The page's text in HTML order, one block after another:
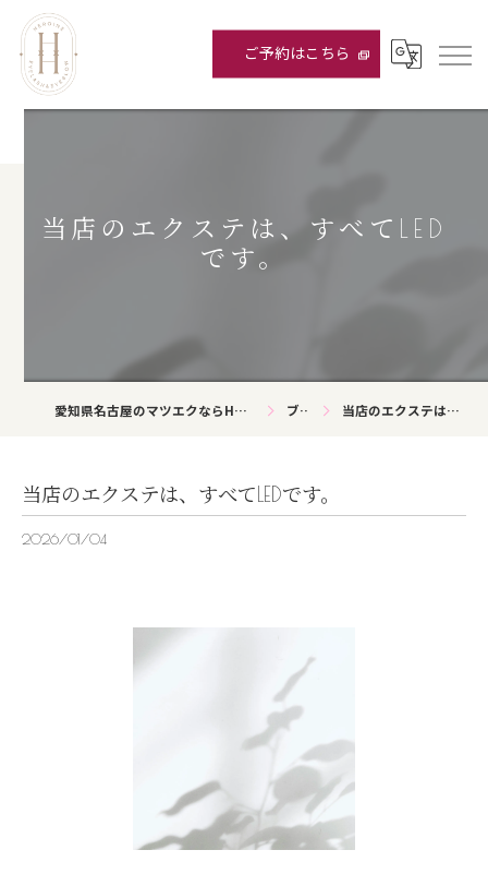
ご予約はこちら
当店のエクステは、すべてLED
です。
愛知県名古屋のマツエクならHEROINE eyelash&eyebrow ブログ 当店のエクステは、すべてLEDです。
当店のエクステは、すべてLEDです。
2026/01/04